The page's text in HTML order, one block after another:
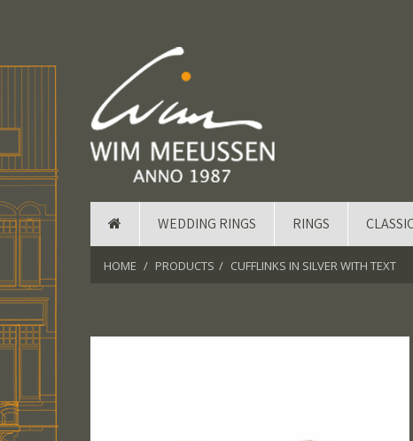
WEDDING RINGS RINGS
HOME PRODUCTS CUFFLINKS IN SILVER WITH TEXT